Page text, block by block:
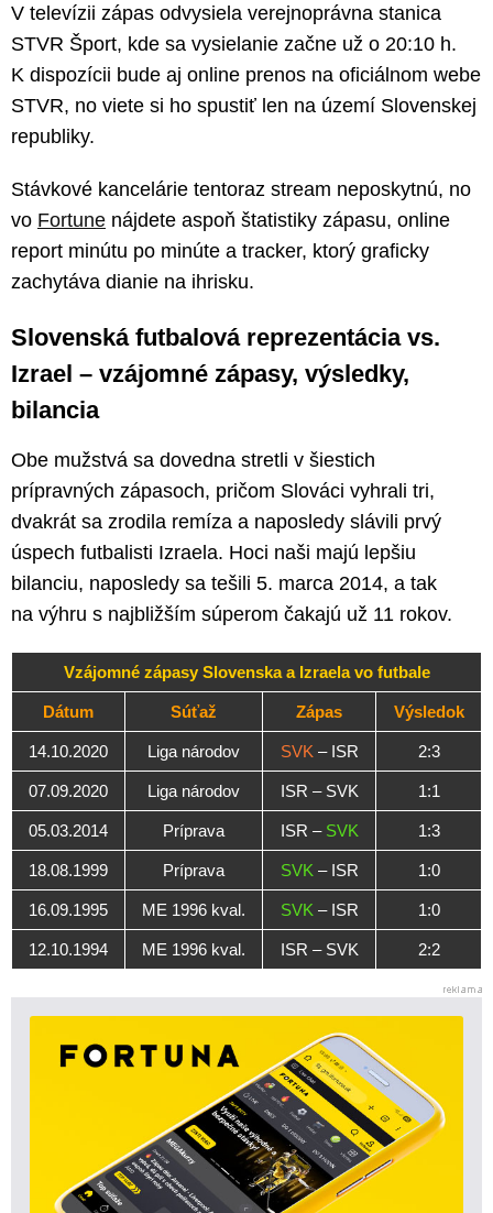
V televízii zápas odvysiela verejnoprávna stanica
STVR Šport, kde sa vysielanie začne už o 20:10 h.
K dispozícii bude aj online prenos na oficiálnom webe
STVR, no viete si ho spustiť len na území Slovenskej
republiky.
Stávkové kancelárie tentoraz stream neposkytnú, no
vo Fortune nájdete aspoň štatistiky zápasu, online
report minútu po minúte a tracker, ktorý graficky
zachytáva dianie na ihrisku.
Slovenská futbalová reprezentácia vs.
Izrael – vzájomné zápasy, výsledky,
bilancia
Obe mužstvá sa dovedna stretli v šiestich
prípravných zápasoch, pričom Slováci vyhrali tri,
dvakrát sa zrodila remíza a naposledy slávili prvý
úspech futbalisti Izraela. Hoci naši majú lepšiu
bilanciu, naposledy sa tešili 5. marca 2014, a tak
na výhru s najbližším súperom čakajú už 11 rokov.
Vzájomné zápasy Slovenska a Izraela vo futbale
Dátum Súťaž Zápas Výsledok
14.10.2020 Liga národov SVK – ISR 2:3
07.09.2020 Liga národov ISR – SVK 1:1
05.03.2014 Príprava ISR – SVK 1:3
18.08.1999 Príprava SVK – ISR 1:0
16.09.1995 ME 1996 kval. SVK – ISR 1:0
12.10.1994 ME 1996 kval. ISR – SVK 2:2